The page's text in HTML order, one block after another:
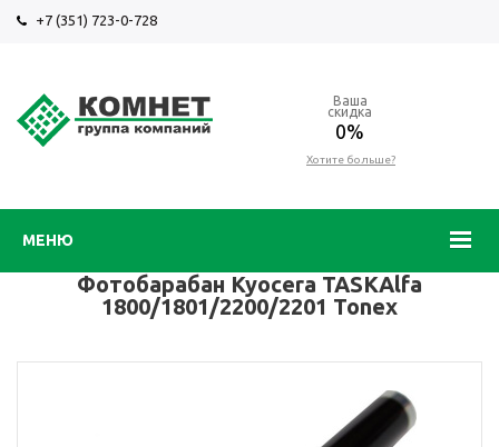
+7 (351) 723-0-728
МЕНЮ
Ваша
скидка
0%
Хотите больше?
Фотобарабан Kyocera TASKAlfa
1800/1801/2200/2201 Tonex